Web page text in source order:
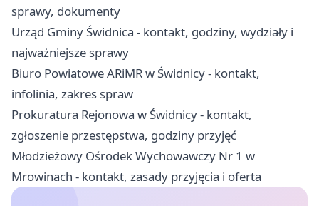
sprawy, dokumenty
Urząd Gminy Świdnica - kontakt, godziny, wydziały i
najważniejsze sprawy
Biuro Powiatowe ARiMR w Świdnicy - kontakt,
infolinia, zakres spraw
Prokuratura Rejonowa w Świdnicy - kontakt,
zgłoszenie przestępstwa, godziny przyjęć
Młodzieżowy Ośrodek Wychowawczy Nr 1 w
Mrowinach - kontakt, zasady przyjęcia i oferta